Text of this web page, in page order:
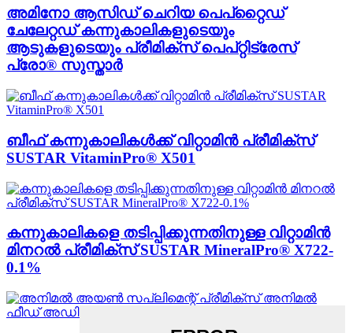
അമിനോ ആസിഡ് ചെറിയ പെപ്റ്റൈഡ്
ചേലേറ്റഡ് കന്നുകാലികളുടെയും
ആടുകളുടെയും പ്രീമിക്സ് പെപ്റ്റിട്രേസ്
പ്രോ® സുസ്താർ
ബീഫ് കന്നുകാലികൾക്ക് വിറ്റാമിൻ പ്രീമിക്സ്
SUSTAR VitaminPro® X501
കന്നുകാലികളെ തടിപ്പിക്കുന്നതിനുള്ള വിറ്റാമിൻ
മിനറൽ പ്രീമിക്സ് SUSTAR MineralPro® X722-
0.1%